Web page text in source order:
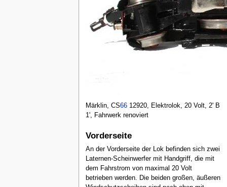
Märklin, CS6612920, Elektrolok, 20 Volt, 2' B
1', Fahrwerk renoviert
Vorderseite
An der Vorderseite der Lok befinden sich zwei
Laternen-Scheinwerfer mit Handgriff, die mit
dem Fahrstrom von maximal 20 Volt
betrieben werden. Die beiden großen, äußeren